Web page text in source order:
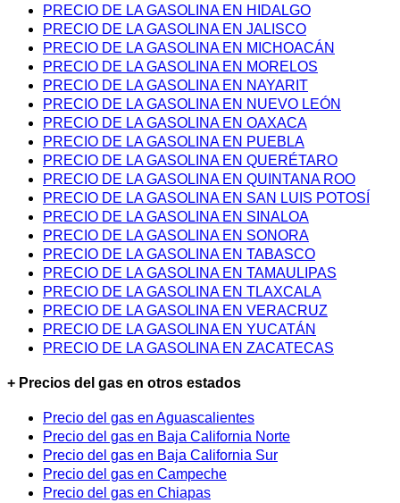
PRECIO DE LA GASOLINA EN HIDALGO
PRECIO DE LA GASOLINA EN JALISCO
PRECIO DE LA GASOLINA EN MICHOACÁN
PRECIO DE LA GASOLINA EN MORELOS
PRECIO DE LA GASOLINA EN NAYARIT
PRECIO DE LA GASOLINA EN NUEVO LEÓN
PRECIO DE LA GASOLINA EN OAXACA
PRECIO DE LA GASOLINA EN PUEBLA
PRECIO DE LA GASOLINA EN QUERÉTARO
PRECIO DE LA GASOLINA EN QUINTANA ROO
PRECIO DE LA GASOLINA EN SAN LUIS POTOSÍ
PRECIO DE LA GASOLINA EN SINALOA
PRECIO DE LA GASOLINA EN SONORA
PRECIO DE LA GASOLINA EN TABASCO
PRECIO DE LA GASOLINA EN TAMAULIPAS
PRECIO DE LA GASOLINA EN TLAXCALA
PRECIO DE LA GASOLINA EN VERACRUZ
PRECIO DE LA GASOLINA EN YUCATÁN
PRECIO DE LA GASOLINA EN ZACATECAS
+ Precios del gas en otros estados
Precio del gas en Aguascalientes
Precio del gas en Baja California Norte
Precio del gas en Baja California Sur
Precio del gas en Campeche
Precio del gas en Chiapas